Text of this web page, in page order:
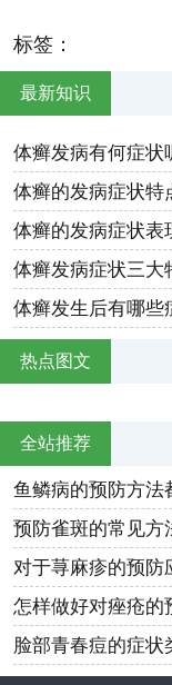
标签：
最新知识
体癣发病有何症状
体癣的发病症状特
体癣的发病症状表
体癣发病症状三大
体癣发生后有哪些
热点图文
全站推荐
鱼鳞病的预防方法
预防雀斑的常见方
对于荨麻疹的预防
怎样做好对痤疮的
脸部青春痘的症状